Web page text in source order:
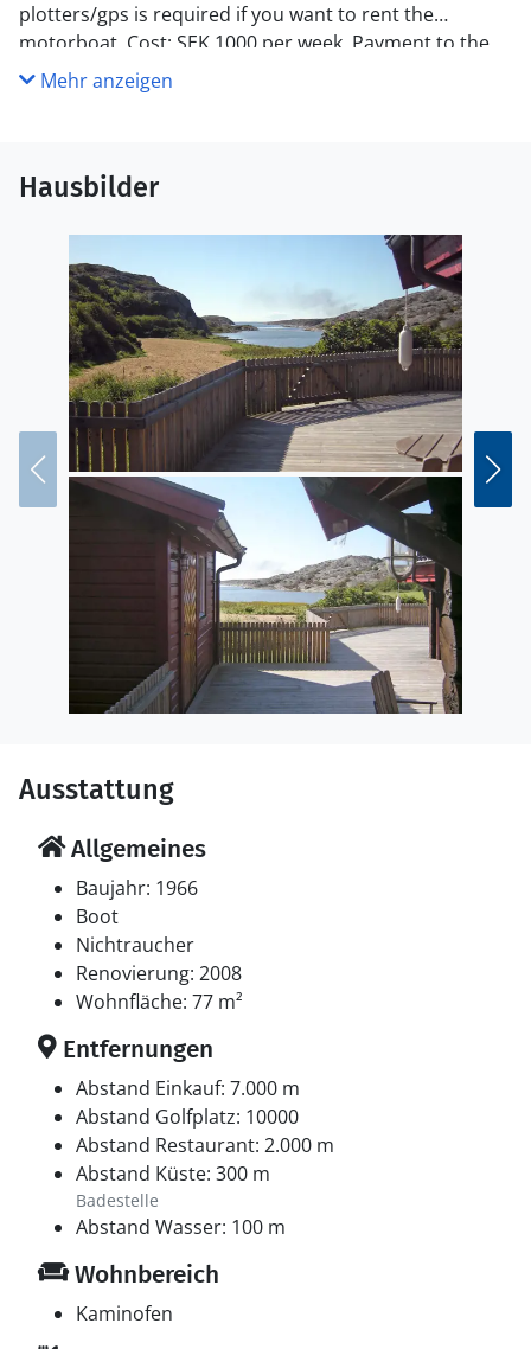
plotters/gps is required if you want to rent the
motorboat. Cost: SEK 1000 per week. Payment to the
owner on site.
Mehr anzeigen
Hausbilder
Ausstattung
Allgemeines
Baujahr: 1966
Boot
Nichtraucher
Renovierung: 2008
Wohnfläche: 77 m²
Entfernungen
Abstand Einkauf: 7.000 m
Abstand Golfplatz: 10000
Abstand Restaurant: 2.000 m
Abstand Küste: 300 m
Badestelle
Abstand Wasser: 100 m
Wohnbereich
Kaminofen